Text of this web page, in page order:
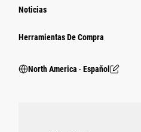
Noticias
Herramientas De Compra
North America ‧ Español